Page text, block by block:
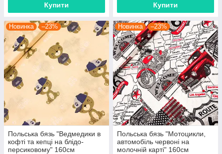
Купити Купити
Новинка –23%
Польська бязь "Ведмедики в
кофті та кепці на блідо-
персиковому" 160см
Новинка –23%
Польська бязь "Мотоцикли,
автомобіль червоні на
молочній карті" 160см